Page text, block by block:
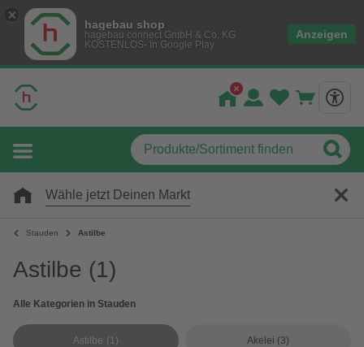
hagebau shop
hagebau connect GmbH & Co. KG
KOSTENLOS- In Google Play
Anzeigen
Wähle jetzt Deinen Markt
Stauden Astilbe
Astilbe (1)
Alle Kategorien in Stauden
Astilbe (1) Akelei (3)